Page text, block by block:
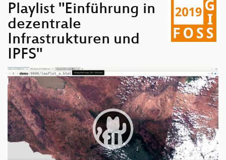
Playlist "Einführung in
dezentrale
Infrastrukturen und
IPFS"
Video
Player